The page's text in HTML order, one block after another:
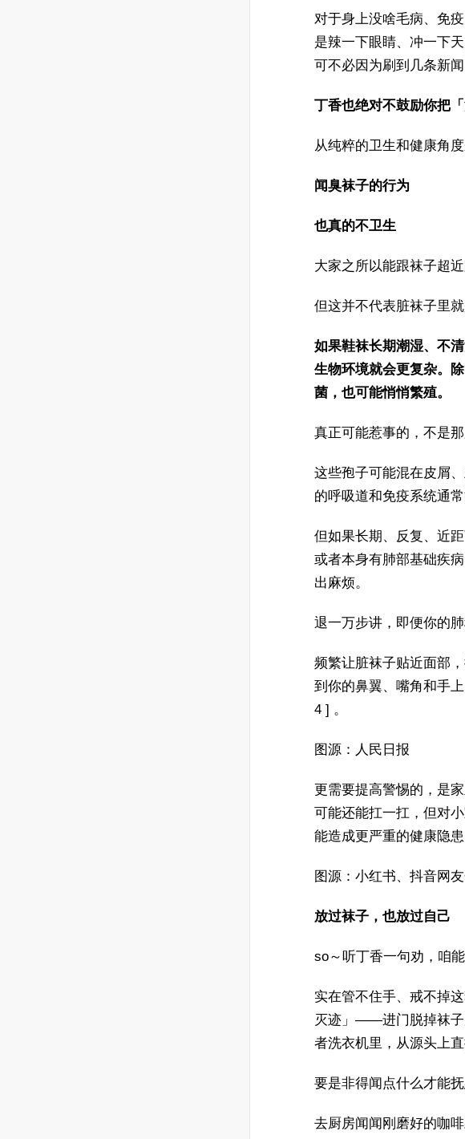
对于身上没啥毛病、免
是辣一下眼睛、冲一下
可不必因为刷到几条新
丁香也绝对不鼓励你把
从纯粹的卫生和健康角
闻臭袜子的行为
也真的不卫生
大家之所以能跟袜子超
但这并不代表脏袜子里就
如果鞋袜长期潮湿、不
生物环境就会更复杂。
菌，也可能悄悄繁殖。
真正可能惹事的，不是
这些孢子可能混在皮屑
的呼吸道和免疫系统通常
但如果长期、反复、近
或者本身有肺部基础疾
出麻烦。
退一万步讲，即便你的
频繁让脏袜子贴近面部
到你的鼻翼、嘴角和手
4 ] 。
图源：人民日报
更需要提高警惕的，是
可能还能扛一扛，但对
能造成更严重的健康隐患
图源：小红书、抖音网
放过袜子，也放过自己
so～听丁香一句劝，咱
实在管不住手、戒不掉
灭迹」——进门脱掉袜子
者洗衣机里，从源头上直
要是非得闻点什么才能
去厨房闻闻刚磨好的咖